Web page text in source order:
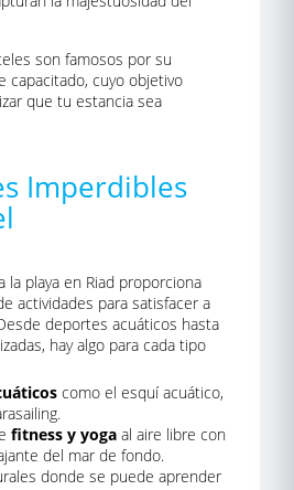
son famosos por su
capacitado, cuyo objetivo
que tu estancia sea
Imperdibles
la playa en Riad proporciona
actividades para satisfacer a
deportes acuáticos hasta
hay algo para cada tipo
como el esquí acuático,
fitness y yoga al aire libre con
del mar de fondo.
donde se puede aprender